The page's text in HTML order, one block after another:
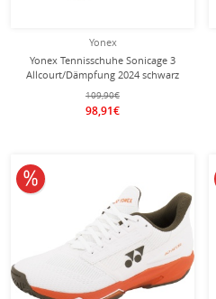
Yonex
Yonex Tennisschuhe Sonicage 3
Allcourt/Dämpfung 2024 schwarz
Herren
109,90€
98,91€
10% reduziert